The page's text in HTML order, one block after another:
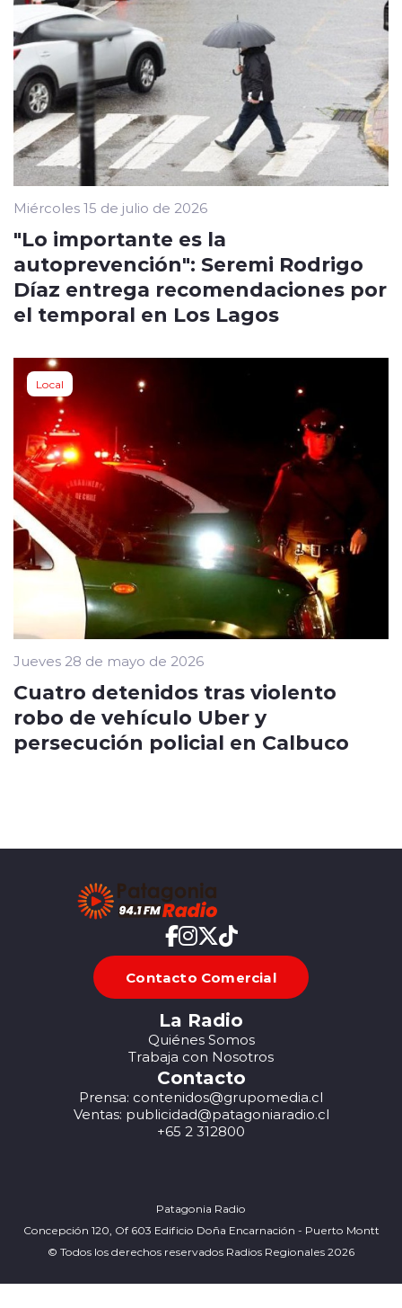
Miércoles 15 de julio de 2026
"Lo importante es la
autoprevención": Seremi Rodrigo
Díaz entrega recomendaciones por
el temporal en Los Lagos
Local
Jueves 28 de mayo de 2026
Cuatro detenidos tras violento
robo de vehículo Uber y
persecución policial en Calbuco
Contacto Comercial
La Radio
Quiénes Somos
Trabaja con Nosotros
Contacto
Prensa: contenidos@grupomedia.cl
Ventas: publicidad@patagoniaradio.cl
+65 2 312800
Patagonia Radio
Concepción 120, Of 603 Edificio Doña Encarnación - Puerto Montt
© Todos los derechos reservados Radios Regionales 2026